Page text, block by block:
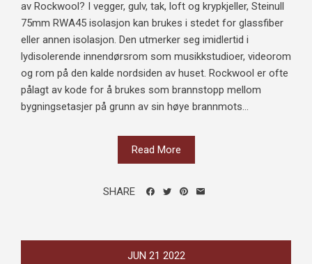
av Rockwool? I vegger, gulv, tak, loft og krypkjeller, Steinull
75mm RWA45 isolasjon kan brukes i stedet for glassfiber
eller annen isolasjon. Den utmerker seg imidlertid i
lydisolerende innendørsrom som musikkstudioer, videorom
og rom på den kalde nordsiden av huset. Rockwool er ofte
pålagt av kode for å brukes som brannstopp mellom
bygningsetasjer på grunn av sin høye brannmots...
Read More
SHARE
JUN 21 2022